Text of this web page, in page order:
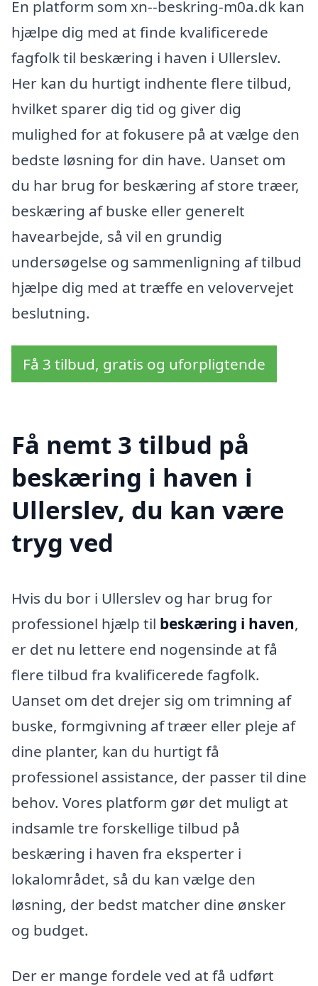
En platform som xn--beskring-m0a.dk kan
hjælpe dig med at finde kvalificerede
fagfolk til beskæring i haven i Ullerslev.
Her kan du hurtigt indhente flere tilbud,
hvilket sparer dig tid og giver dig
mulighed for at fokusere på at vælge den
bedste løsning for din have. Uanset om
du har brug for beskæring af store træer,
beskæring af buske eller generelt
havearbejde, så vil en grundig
undersøgelse og sammenligning af tilbud
hjælpe dig med at træffe en velovervejet
beslutning.
Få 3 tilbud, gratis og uforpligtende
Få nemt 3 tilbud på
beskæring i haven i
Ullerslev, du kan være
tryg ved
Hvis du bor i Ullerslev og har brug for
professionel hjælp til beskæring i haven,
er det nu lettere end nogensinde at få
flere tilbud fra kvalificerede fagfolk.
Uanset om det drejer sig om trimning af
buske, formgivning af træer eller pleje af
dine planter, kan du hurtigt få
professionel assistance, der passer til dine
behov. Vores platform gør det muligt at
indsamle tre forskellige tilbud på
beskæring i haven fra eksperter i
lokalområdet, så du kan vælge den
løsning, der bedst matcher dine ønsker
og budget.
Der er mange fordele ved at få udført